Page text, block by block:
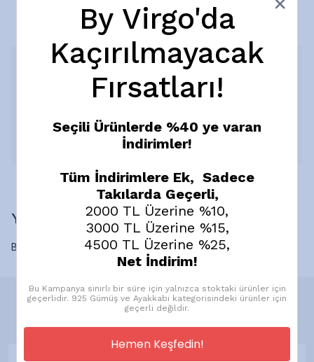
10 gün içinde iade değişim
Ürün Açıklaması
İnce tasma formu üzerine yerleştirilen markiz kesim zirkon
taş detayıyla modern ve zarif bir görünüm sunar. Minimal
olarak öne çıkar.
Yorumlar
Bu ürün için henüz yorum yapılmamış.
Önerilen Ürünler
By Virgo'da
Kaçırılmayacak
Fırsatları!
Seçili Ürünlerde %40 ye varan
İndirimler!
Tüm İndirimlere Ek, Sadece
Takılarda Geçerli,
2000 TL Üzerine %10,
3000 TL Üzerine %15,
4500 TL Üzerine %25,
Net İndirim!
Bu Kampanya sınırlı bir süre için yalnızca stoktaki ürünler için
geçerlidir. 925 Gümüş ve Ayakkabı kategorisindeki ürünler için
geçerli değildir.
Hemen Keşfedin!